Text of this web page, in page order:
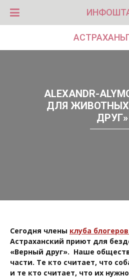
ALEXANDR-
ДЛЯ ЖИВОТНЫХ
ДРУГ»
Сегодня члены клуба
Астраханский приют для
«Верный друг». Наше
части. Те кто считает, что
и те кто считает, что их